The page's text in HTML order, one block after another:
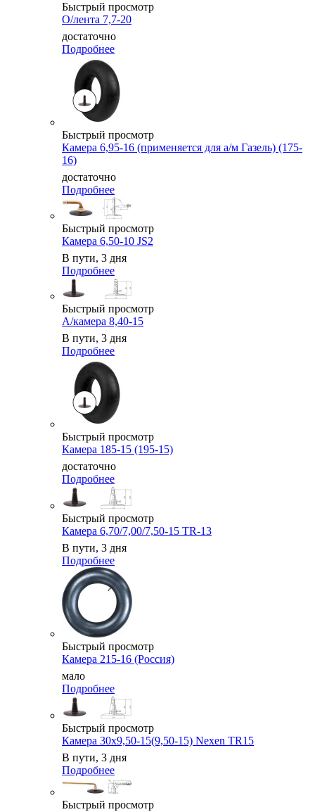
Быстрый просмотр
О/лента 7,7-20
достаточно
Подробнее
Быстрый просмотр
Камера 6,95-16 (применяется для а/м Газель) (175-
16)
достаточно
Подробнее
Быстрый просмотр
Камера 6,50-10 JS2
В пути, 3 дня
Подробнее
Быстрый просмотр
А/камера 8,40-15
В пути, 3 дня
Подробнее
Быстрый просмотр
Камера 185-15 (195-15)
достаточно
Подробнее
Быстрый просмотр
Камера 6,70/7,00/7,50-15 TR-13
В пути, 3 дня
Подробнее
Быстрый просмотр
Камера 215-16 (Россия)
мало
Подробнее
Быстрый просмотр
Камера 30x9,50-15(9,50-15) Nexen TR15
В пути, 3 дня
Подробнее
Быстрый просмотр